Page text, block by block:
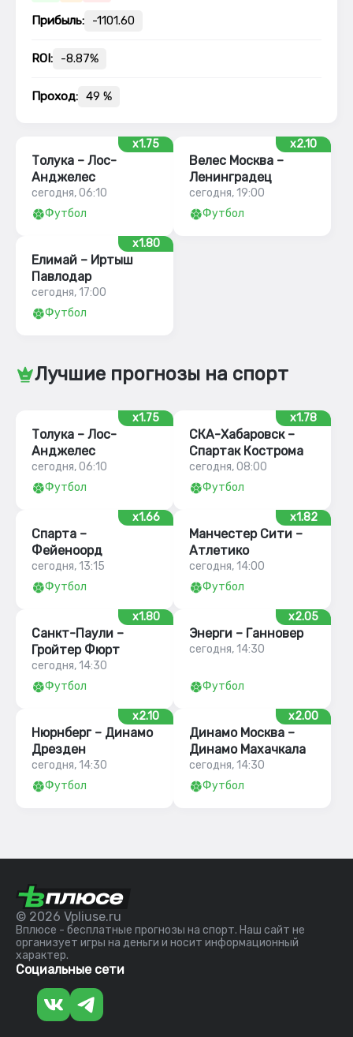
Прибыль: -1101.60
ROI: -8.87%
Проход: 49 %
x1.75
Толука – Лос-
Анджелес
сегодня, 06:10
Футбол
x2.10
Велес Москва –
Ленинградец
сегодня, 19:00
Футбол
x1.80
Елимай – Иртыш
Павлодар
сегодня, 17:00
Футбол
Лучшие прогнозы на спорт
x1.75
Толука – Лос-
Анджелес
сегодня, 06:10
Футбол
x1.78
СКА-Хабаровск –
Спартак Кострома
сегодня, 08:00
Футбол
x1.66
Спарта –
Фейеноорд
сегодня, 13:15
Футбол
x1.82
Манчестер Сити –
Атлетико
сегодня, 14:00
Футбол
x1.80
Санкт-Паули –
Гройтер Фюрт
сегодня, 14:30
Футбол
x2.05
Энерги – Ганновер
сегодня, 14:30
Футбол
x2.10
Нюрнберг – Динамо
Дрезден
сегодня, 14:30
Футбол
x2.00
Динамо Москва –
Динамо Махачкала
сегодня, 14:30
Футбол
© 2026 Vpliuse.ru
Вплюсе - бесплатные прогнозы на спорт. Наш сайт не
организует игры на деньги и носит информационный
характер.
Социальные сети